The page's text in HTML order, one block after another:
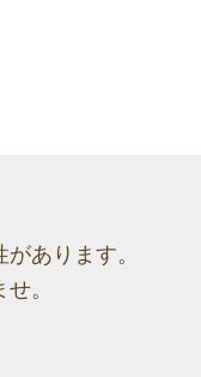
あります。
。